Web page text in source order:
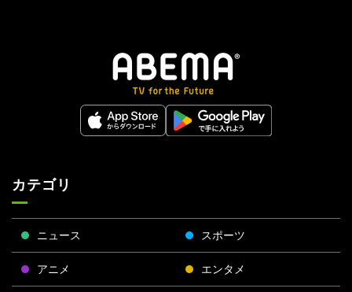
カテゴリ
ニュース スポーツ
アニメ エンタメ